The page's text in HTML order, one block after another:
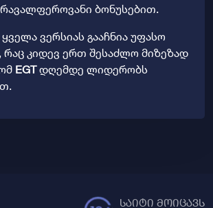
ბონუსებით.
ვერსიას გააჩნია უფასო
რაც კიდევ ერთ შესაძლო მიზეზად
EGTდღემდე ლიდერობს
საიტი მოიცავს